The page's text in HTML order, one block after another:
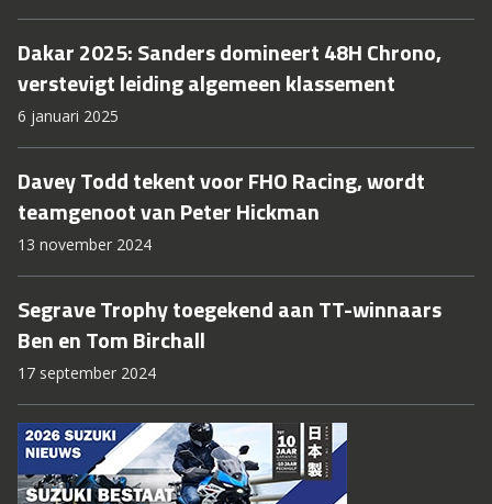
Dakar 2025: Sanders domineert 48H Chrono,
verstevigt leiding algemeen klassement
6 januari 2025
Davey Todd tekent voor FHO Racing, wordt
teamgenoot van Peter Hickman
13 november 2024
Segrave Trophy toegekend aan TT-winnaars
Ben en Tom Birchall
17 september 2024